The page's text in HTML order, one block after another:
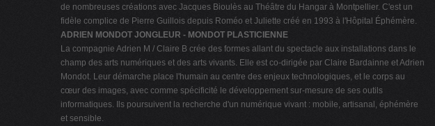
de nombreuses créations avec Jacques Bioulès au Théâtre du Hangar à Montpellier. C'est un
fidèle complice de Pierre Guillois depuis Roméo et Juliette créé en 1993 à l'Hôpital Éphémère.
ADRIEN MONDOT JONGLEUR - MONDOT PLASTICIENNE
La compagnie Adrien M / Claire B crée des formes allant du spectacle aux installations dans le
champ des arts numériques et des arts vivants. Elle est co-dirigée par Claire Bardainne et Adrien
Mondot. Leur démarche place l'humain au centre des enjeux technologiques, et le corps au
cœur des images, avec comme spécificité le développement sur-mesure de ses outils
informatiques. Ils poursuivent la recherche d'un numérique vivant : mobile, artisanal, éphémère
et sensible.